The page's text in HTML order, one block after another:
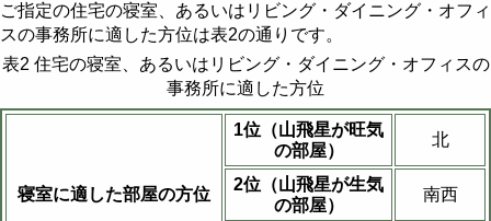
ご指定の住宅の寝室、あるいはリビング・ダイニング・オフィ
スの事務所に適した方位は表2の通りです。
表2 住宅の寝室、あるいはリビング・ダイニング・オフィスの
事務所に適した方位
寝室に適した部屋の方位
1位（山飛星が旺気
の部屋）
北
2位（山飛星が生気
の部屋）
南西